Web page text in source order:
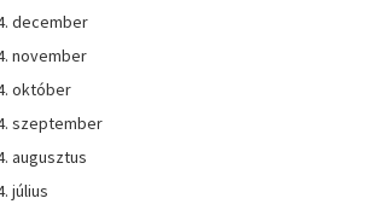
december
november
október
szeptember
augusztus
július